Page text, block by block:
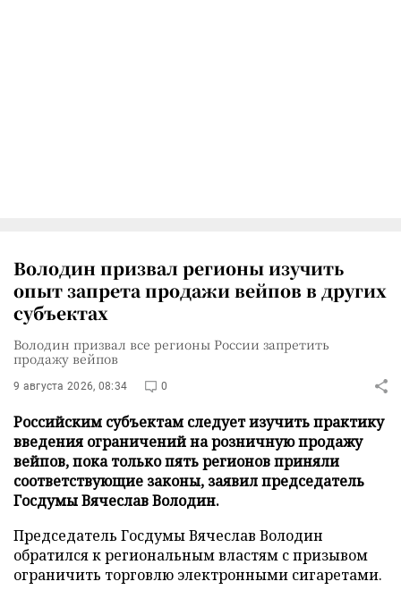
Володин призвал регионы изучить
опыт запрета продажи вейпов в других
субъектах
Володин призвал все регионы России запретить
продажу вейпов
9 августа 2026, 08:34 0
Российским субъектам следует изучить практику
введения ограничений на розничную продажу
вейпов, пока только пять регионов приняли
соответствующие законы, заявил председатель
Госдумы Вячеслав Володин.
Председатель Госдумы Вячеслав Володин
обратился к региональным властям с призывом
ограничить торговлю электронными сигаретами.